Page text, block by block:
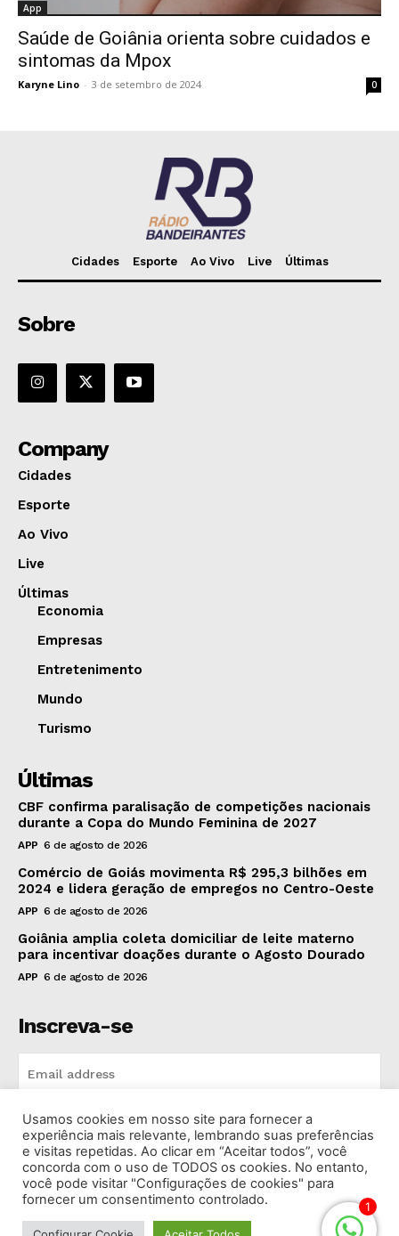
App
Saúde de Goiânia orienta sobre cuidados e
sintomas da Mpox
Karyne Lino - 3 de setembro de 2024 0
Cidades Esporte Ao Vivo Live Últimas
Sobre
Company
Cidades
Esporte
Ao Vivo
Live
Últimas
Economia
Empresas
Entretenimento
Mundo
Turismo
Últimas
CBF confirma paralisação de competições nacionais
durante a Copa do Mundo Feminina de 2027
APP 6 de agosto de 2026
Comércio de Goiás movimenta R$ 295,3 bilhões em
2024 e lidera geração de empregos no Centro-Oeste
APP 6 de agosto de 2026
Goiânia amplia coleta domiciliar de leite materno
para incentivar doações durante o Agosto Dourado
APP 6 de agosto de 2026
Inscreva-se
INSCREVA-SE
I've read and accept the Privacy Policy.
1
Usamos cookies em nosso site para fornecer a
experiência mais relevante, lembrando suas preferências
e visitas repetidas. Ao clicar em “Aceitar todos”, você
concorda com o uso de TODOS os cookies. No entanto,
você pode visitar "Configurações de cookies" para
fornecer um consentimento controlado.